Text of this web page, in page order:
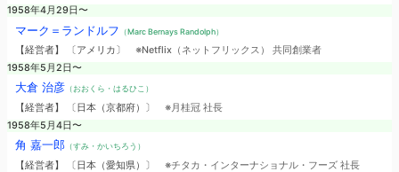
1958年4月29日〜
マーク＝ランドルフ （Marc Bernays Randolph）
【経営者】 〔アメリカ〕 ※Netflix（ネットフリックス） 共同創業者
1958年5月2日〜
大倉 治彦（おおくら・はるひこ）
【経営者】 〔日本（京都府）〕 ※月桂冠 社長
1958年5月4日〜
角 嘉一郎（すみ・かいちろう）
【経営者】 〔日本（愛知県）〕 ※チタカ・インターナショナル・フーズ 社長